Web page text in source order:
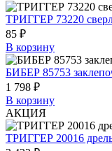
ТРИГГЕР 73220
85 ₽
В корзину
БИБЕР 85753
1 798 ₽
В корзину
АКЦИЯ
ТРИГГЕР 20016